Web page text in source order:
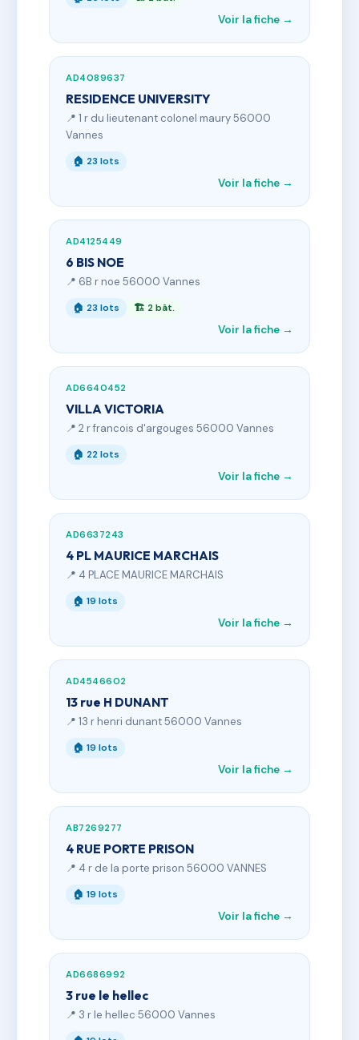
Voir la fiche →
AD4089637
RESIDENCE UNIVERSITY
📍 1 r du lieutenant colonel maury 56000
Vannes
🏠 23 lots
Voir la fiche →
AD4125449
6 BIS NOE
📍 6B r noe 56000 Vannes
🏠 23 lots 🏗 2 bât.
Voir la fiche →
AD6640452
VILLA VICTORIA
📍 2 r francois d'argouges 56000 Vannes
🏠 22 lots
Voir la fiche →
AD6637243
4 PL MAURICE MARCHAIS
📍 4 PLACE MAURICE MARCHAIS
🏠 19 lots
Voir la fiche →
AD4546602
13 rue H DUNANT
📍 13 r henri dunant 56000 Vannes
🏠 19 lots
Voir la fiche →
AB7269277
4 RUE PORTE PRISON
📍 4 r de la porte prison 56000 VANNES
🏠 19 lots
Voir la fiche →
AD6686992
3 rue le hellec
📍 3 r le hellec 56000 Vannes